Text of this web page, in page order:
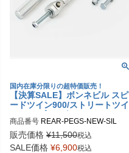
国内在庫分限りの超特価販売！
【決算SALE】ボンネビル スピ
ードツイン900/ストリートツイ
ン/カップ, スピードツイン, ス
ラクストン, ボバー,トライデン
ト アルミフットレスト シルバ
ー TEC
商品番号 REAR-PEGS-NEW-SIL
販売価格 ¥11,500税込
SALE価格 ¥6,900税込